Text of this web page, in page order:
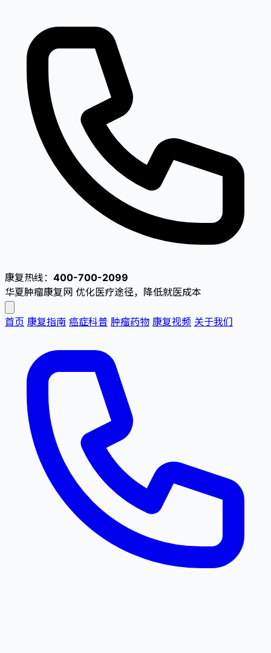
康复热线： 400-700-2099
华夏肿瘤康复网 优化医疗途径，降低就医成本
首页 康复指南 癌症科普 肿瘤药物 康复视频 关于我们